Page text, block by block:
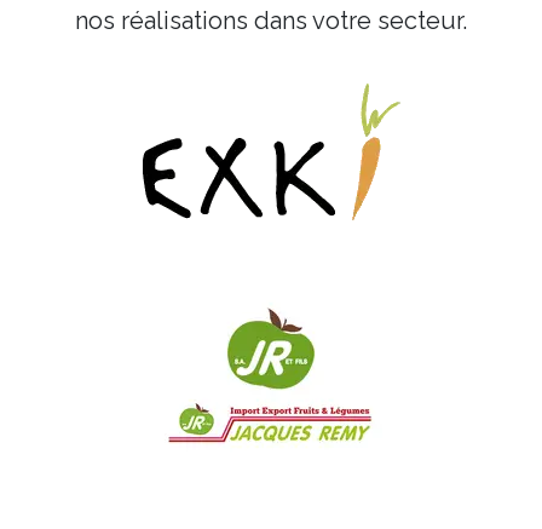
nos réalisations dans votre secteur.